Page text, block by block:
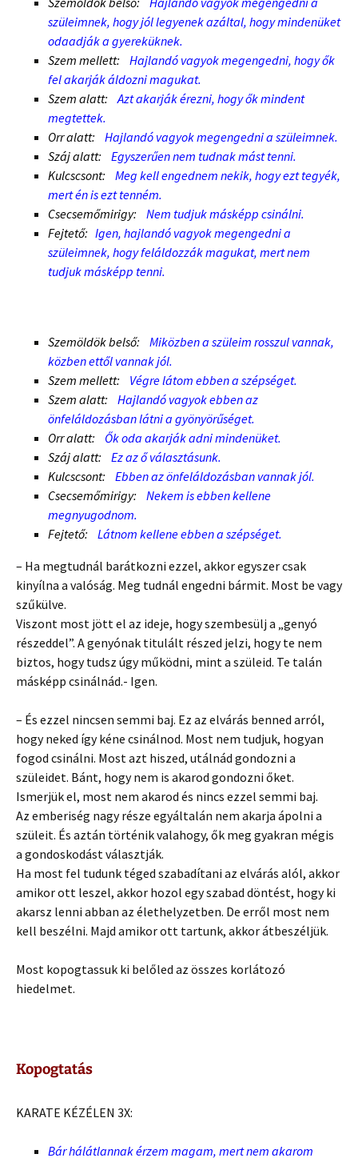
szüleimnek, hogy jól legyenek azáltal, hogy mindenüket
odaadják a gyereküknek.
Szem mellett: Hajlandó vagyok megengedni, hogy ők
fel akarják áldozni magukat.
Szem alatt: Azt akarják érezni, hogy ők mindent
megtettek.
Orr alatt: Hajlandó vagyok megengedni a szüleimnek.
Száj alatt: Egyszerűen nem tudnak mást tenni.
Kulcscsont: Meg kell engednem nekik, hogy ezt tegyék,
mert én is ezt tenném.
Csecsemőmirigy:
Nem tudjuk másképp csinálni.
Fejtető: Igen, hajlandó vagyok megengedni a
szüleimnek, hogy feláldozzák magukat, mert nem
tudjuk másképp tenni.
Szemöldök belső:
Miközben a szüleim rosszul vannak,
közben ettől vannak jól.
Szem mellett: Végre látom ebben a szépséget.
Szem alatt: Hajlandó vagyok ebben az
önfeláldozásban látni a gyönyörűséget.
Orr alatt: Ők oda akarják adni mindenüket.
Száj alatt: Ez az ő választásunk.
Kulcscsont: Ebben az önfeláldozásban vannak jól.
Csecsemőmirigy: Nekem is ebben kellene
megnyugodnom.
Fejtető: Látnom kellene ebben a szépséget.
– Ha megtudnál barátkozni ezzel, akkor egyszer csak
kinyílna a valóság. Meg tudnál engedni bármit. Most be vagy
szűkülve.
Viszont most jött el az ideje, hogy szembesülj a „genyó
részeddel”. A genyónak titulált részed jelzi, hogy te nem
biztos, hogy tudsz úgy működni, mint a szüleid. Te talán
másképp csinálnád.- Igen.
– És ezzel nincsen semmi baj. Ez az elvárás benned arról,
hogy neked így kéne csinálnod. Most nem tudjuk, hogyan
fogod csinálni. Most azt hiszed, utálnád gondozni a
szüleidet. Bánt, hogy nem is akarod gondozni őket.
Ismerjük el, most nem akarod és nincs ezzel semmi baj.
Az emberiség nagy része egyáltalán nem akarja ápolni a
szüleit. És aztán történik valahogy, ők meg gyakran mégis
a gondoskodást választják.
Ha most fel tudunk téged szabadítani az elvárás alól, akkor
amikor ott leszel, akkor hozol egy szabad döntést, hogy ki
akarsz lenni abban az élethelyzetben. De erről most nem
kell beszélni. Majd amikor ott tartunk, akkor átbeszéljük.
Most kopogtassuk ki belőled az összes korlátozó
hiedelmet.
Kopogtatás
KARATE KÉZÉLEN 3X:
Bár hálátlannak érzem magam, mert nem akarom